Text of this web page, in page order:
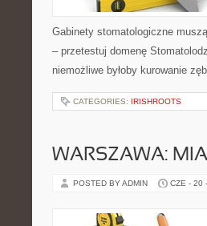
Gabinety stomatologiczne
– przetestuj domenę
niemożliwe byłoby kurowanie
CATEGORIES: IRISHROOTS
WARSZAWA:
POSTED BY ADMIN CZE - 20